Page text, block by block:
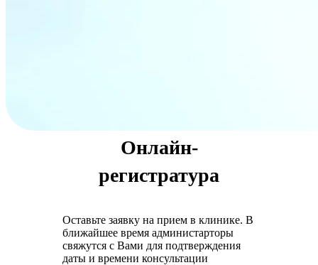
Онлайн-
регистратура
Оставьте заявку на прием в клинике. В
ближайшее время администарторы
свяжутся с Вами для подтверждения
даты и времени консультации